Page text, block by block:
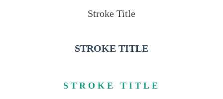
Stroke Title
STROKE TITLE
STROKE TITLE